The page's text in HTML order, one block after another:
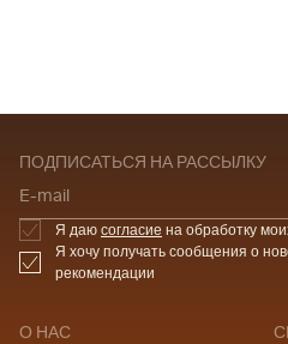
О НАС
ПОДПИСАТЬСЯ НА РАССЫЛКУ
E-mail
Я даю согласие на обработку
Я хочу получать сообщения о
рекомендации